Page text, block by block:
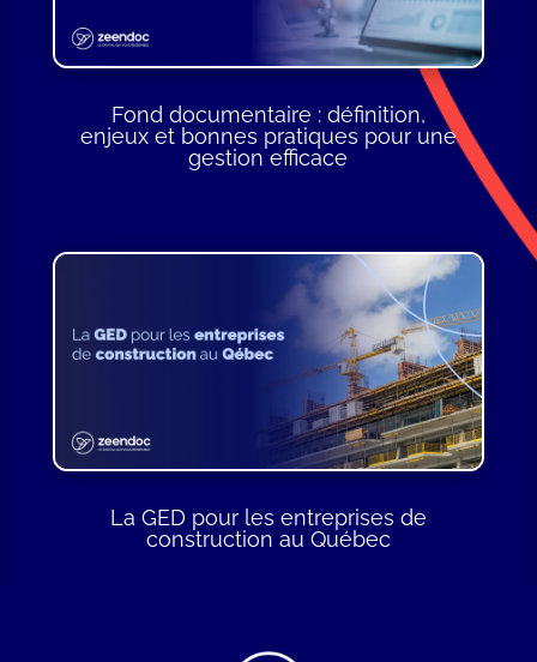
Fond documentaire : définition,
enjeux et bonnes pratiques pour une
gestion efficace
La GED pour les entreprises de
construction au Québec